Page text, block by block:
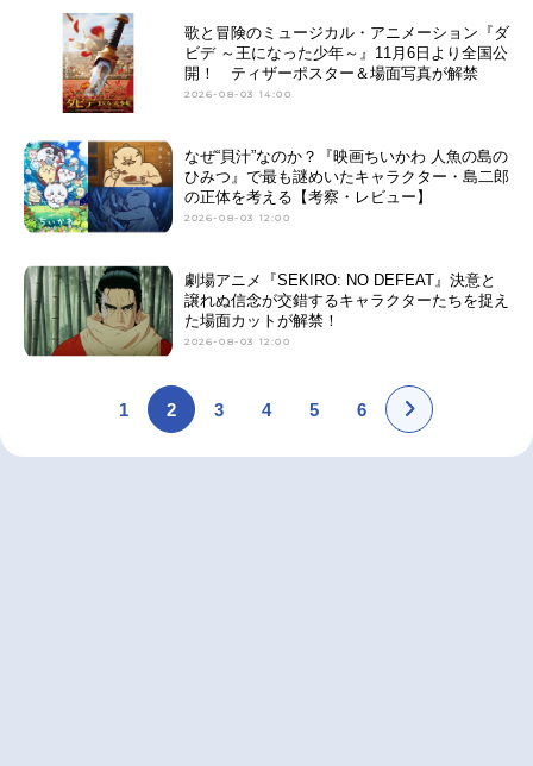
歌と冒険のミュージカル・アニメーション『ダ
ビデ ～王になった少年～』11月6日より全国公
開！ ティザーポスター＆場面写真が解禁
2026-08-03 14:00
なぜ“貝汁”なのか？『映画ちいかわ 人魚の島の
ひみつ』で最も謎めいたキャラクター・島二郎
の正体を考える【考察・レビュー】
2026-08-03 12:00
劇場アニメ『SEKIRO: NO DEFEAT』決意と
譲れぬ信念が交錯するキャラクターたちを捉え
た場面カットが解禁！
2026-08-03 12:00
1 2 3 4 5 6